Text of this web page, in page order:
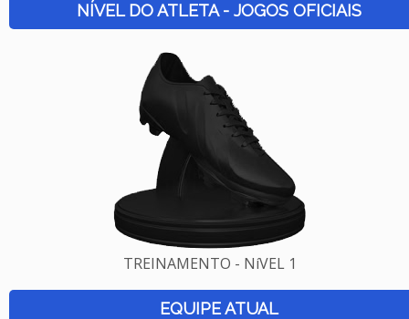
NÍVEL DO ATLETA - JOGOS OFICIAIS
TREINAMENTO - NíVEL 1
EQUIPE ATUAL